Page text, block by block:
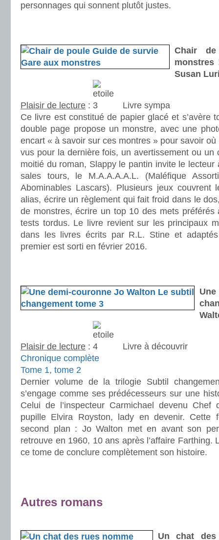
personnages qui sonnent plutôt justes.
Chair
monstres
Susan
Plaisir de lecture :
Livre sympa
Ce livre est constitué de papier glacé et s’avère
double page propose un monstre, avec une
encart « à savoir sur ces montres » pour savoir
vus pour la dernière fois, un avertissement ou un
moitié du roman, Slappy le pantin invite le lecteur
sales tours, le M.A.A.A.A.L. (Maléfique
Abominables Lascars). Plusieurs jeux
alias, écrire un règlement qui fait froid dans le
de monstres, écrire un top 10 des mets préférés
tests tordus. Le livre revient sur les principaux
dans les livres écrits par R.L. Stine et
premier est sorti en février 2016.
Plaisir de lecture :
Livre à découvrir
Chronique complète
Tome 1, tome 2
Dernier volume de la trilogie Subtil
s’engage comme ses prédécesseurs sur une
Celui de l’inspecteur Carmichael devenu
pupille Elvira Royston, lady en devenir. Cette
second plan : Jo Walton met en avant son
retrouve en 1960, 10 ans après l’affaire Farthing.
ce tome de conclure complètement son histoire.
Autres romans
Un chat